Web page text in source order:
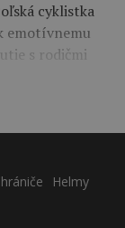
cyklistka
emotívnemu
s rodičmi
Helmy